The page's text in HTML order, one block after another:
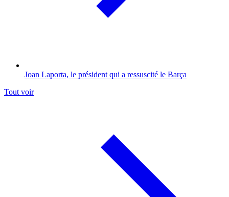
Joan Laporta, le président qui a ressuscité le Barça
Tout voir